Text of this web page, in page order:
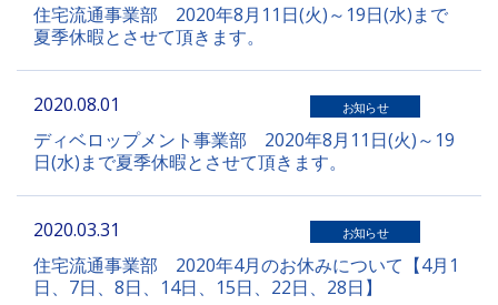
住宅流通事業部 2020年8月11日(火)～19日(水)まで
夏季休暇とさせて頂きます。
2020.08.01 お知らせ
ディベロップメント事業部 2020年8月11日(火)～19
日(水)まで夏季休暇とさせて頂きます。
2020.03.31 お知らせ
住宅流通事業部 2020年4月のお休みについて【4月1
日、7日、8日、14日、15日、22日、28日】